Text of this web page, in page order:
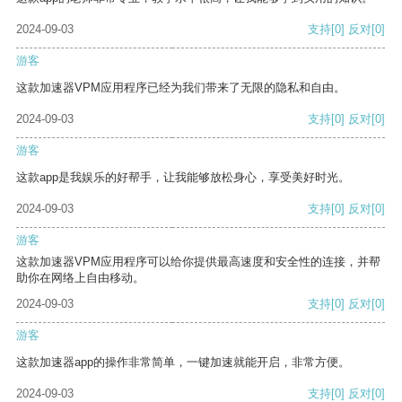
2024-09-03 支持[0] 反对[0]
游客
这款加速器VPM应用程序已经为我们带来了无限的隐私和自由。
2024-09-03 支持[0] 反对[0]
游客
这款app是我娱乐的好帮手，让我能够放松身心，享受美好时光。
2024-09-03 支持[0] 反对[0]
游客
这款加速器VPM应用程序可以给你提供最高速度和安全性的连接，并帮
助你在网络上自由移动。
2024-09-03
支持[0] 反对[0]
游客
这款加速器app的操作非常简单，一键加速就能开启，非常方便。
2024-09-03 支持[0] 反对[0]